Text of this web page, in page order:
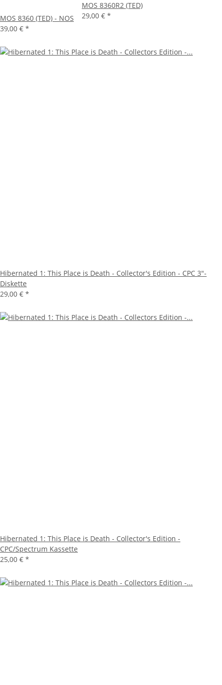
MOS 8360 (TED) - NOS
39,00 € *
MOS 8360R2 (TED)
29,00 € *
Hibernated 1: This Place is Death - Collector's Edition - CPC 3"-
Diskette
29,00 € *
Hibernated 1: This Place is Death - Collector's Edition -
CPC/Spectrum Kassette
25,00 € *